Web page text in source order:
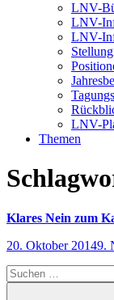
LNV-
LNV-
LNV-
LNV-
Themen
Klares Nein zum
20. Oktober 20149.
Suchen
nach: